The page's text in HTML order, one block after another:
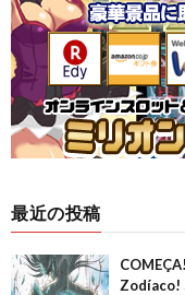
最近の投稿
Zodíaco!